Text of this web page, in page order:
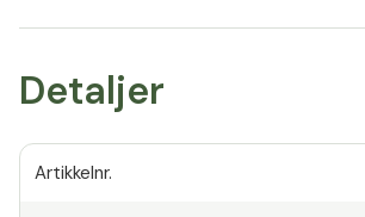
Detaljer
Artikkelnr.